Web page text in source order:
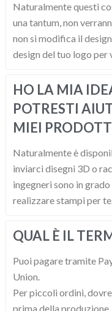
Naturalmente questi
una tantum, non
non si modifica il
design del tuo logo per
HO LA MIA
POTRESTI
MIEI
Naturalmente è
inviarci disegni 3D o
ingegneri sono in
realizzare stampi per
QUAL È IL
Puoi pagare tramite
Union.
Per piccoli ordini,
prima della